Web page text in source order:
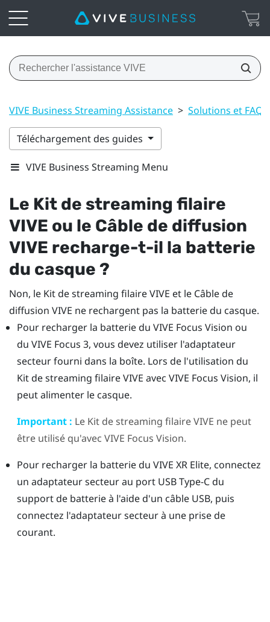
VIVE Business Streaming Assistance > Solutions et FAQ
Téléchargement des guides
VIVE Business Streaming Menu
Le Kit de streaming filaire
VIVE ou le Câble de diffusion
VIVE recharge-t-il la batterie
du casque ?
Non, le Kit de streaming filaire VIVE et le Câble de
diffusion VIVE ne rechargent pas la batterie du casque.
Pour recharger la batterie du VIVE Focus Vision ou
du VIVE Focus 3, vous devez utiliser l'adaptateur
secteur fourni dans la boîte. Lors de l'utilisation du
Kit de streaming filaire VIVE avec VIVE Focus Vision, il
peut alimenter le casque.
Important : Le Kit de streaming filaire VIVE ne peut
être utilisé qu'avec VIVE Focus Vision.
Pour recharger la batterie du VIVE XR Elite, connectez
un adaptateur secteur au port USB Type-Cdu
support de batterie à l'aide d'un câble USB, puis
connectez l'adaptateur secteur à une prise de
courant.